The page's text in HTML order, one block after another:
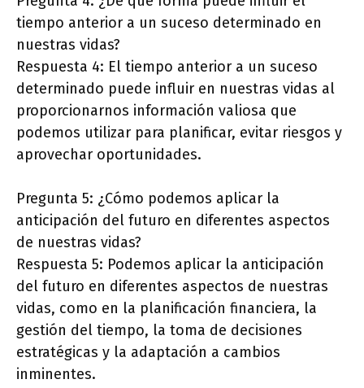
tiempo anterior a un suceso determinado en
nuestras vidas?
Respuesta 4: El tiempo anterior a un suceso
determinado puede influir en nuestras vidas al
proporcionarnos información valiosa que
podemos utilizar para planificar, evitar riesgos y
aprovechar oportunidades.
Pregunta 5: ¿Cómo podemos aplicar la
anticipación del futuro en diferentes aspectos
de nuestras vidas?
Respuesta 5: Podemos aplicar la anticipación
del futuro en diferentes aspectos de nuestras
vidas, como en la planificación financiera, la
gestión del tiempo, la toma de decisiones
estratégicas y la adaptación a cambios
inminentes.